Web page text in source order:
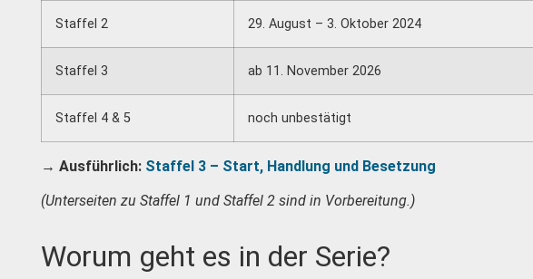
Staffel 2 29. August – 3. Oktober 2024
Staffel 3 ab 11. November 2026
Staffel 4 & 5 noch unbestätigt
→ Ausführlich: Staffel 3 – Start, Handlung und Besetzung
(Unterseiten zu Staffel 1 und Staffel 2 sind in Vorbereitung.)
Worum geht es in der Serie?